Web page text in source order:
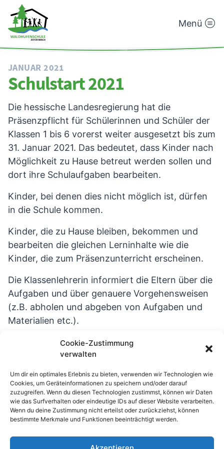
Cookie-Zustimmung
verwalten
Um dir ein optimales Erlebnis zu bieten, verwenden wir Technologien wie
Cookies, um Geräteinformationen zu speichern und/oder darauf
zuzugreifen. Wenn du diesen Technologien zustimmst, können wir Daten
wie das Surfverhalten oder eindeutige IDs auf dieser Website verarbeiten.
Wenn du deine Zustimmung nicht erteilst oder zurückziehst, können
bestimmte Merkmale und Funktionen beeinträchtigt werden.
Waldhufenschule
Menü
JANUAR 2021
Schulstart 2021
Die hessische Landesregierung hat die
Präsenzpflicht für Schülerinnen und Schüler der
Klassen 1 bis 6 vorerst weiter ausgesetzt bis zum
31. Januar 2021. Das bedeutet, dass Kinder nach
Möglichkeit zu Hause betreut werden sollen und
dort ihre Schulaufgaben bearbeiten.
Kinder, bei denen dies nicht möglich ist, dürfen
in die Schule kommen.
Kinder, die zu Hause bleiben, bekommen und
bearbeiten die gleichen Lerninhalte wie die
Kinder, die zum Präsenzunterricht erscheinen.
Die Klassenlehrerin informiert die Eltern über die
Aufgaben und über genauere Vorgehensweisen
(z.B. abholen und abgeben von Aufgaben und
Materialien etc.).
Grundlage für die Zeugnisnoten zum Halbjahr
sind die mündlichen und schriftlichen
erbracht wurden.
Für Fragen stehen die Kolleginnen natürlich per
E-Mail oder Telefon zur Verfügung.